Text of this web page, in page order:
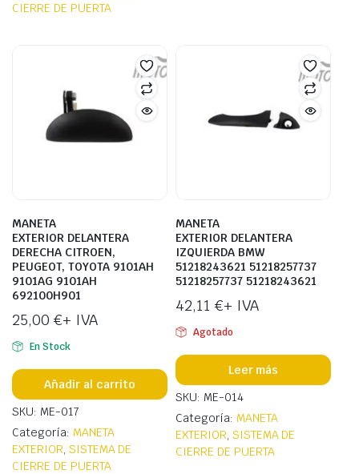
CIERRE DE PUERTA
MANETA
EXTERIOR DELANTERA
DERECHA CITROEN,
PEUGEOT, TOYOTA 9101AH
9101AG 9101AH
692100H901
25,00 €+ IVA
En Stock
Añadir al carrito
SKU: ME-017
Categoría: MANETA
EXTERIOR, SISTEMA DE
CIERRE DE PUERTA
MANETA
EXTERIOR DELANTERA
IZQUIERDA BMW
51218243621 51218257737
51218257737 51218243621
42,11 €+ IVA
Agotado
Leer más
SKU: ME-014
Categoría: MANETA
EXTERIOR, SISTEMA DE
CIERRE DE PUERTA